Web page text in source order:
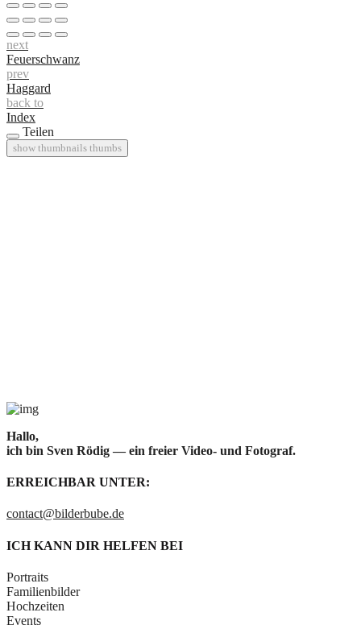
next
Feuerschwanz
prev
Haggard
back to
Index
Teilen
show thumbnails thumbs
Hallo,
ich bin Sven Rödig — ein freier Video- und Fotograf.
ERREICHBAR UNTER:
contact@bilderbube.de
ICH KANN DIR HELFEN BEI
Portraits
Familienbilder
Hochzeiten
Events